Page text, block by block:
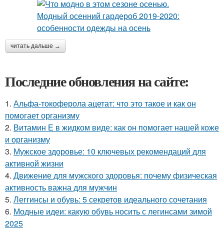
читать дальше →
Последние обновления на сайте:
1. Альфа-токоферола ацетат: что это такое и как он
помогает организму
2. Витамин Е в жидком виде: как он помогает нашей коже
и организму
3. Мужское здоровье: 10 ключевых рекомендаций для
активной жизни
4. Движение для мужского здоровья: почему физическая
активность важна для мужчин
5. Леггинсы и обувь: 5 секретов идеального сочетания
6. Модные идеи: какую обувь носить с легинсами зимой
2025